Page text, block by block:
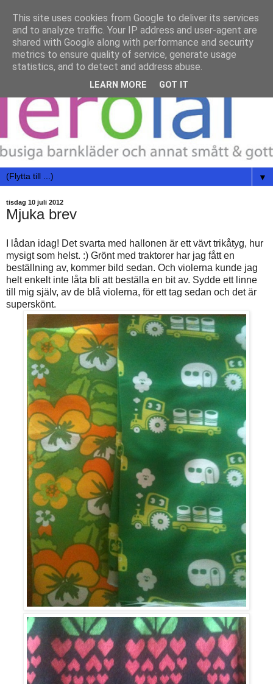
▼
tisdag 10 juli 2012
Mjuka brev
I lådan idag! Det svarta med hallonen är ett vävt trikåtyg, hur
mysigt som helst. :) Grönt med traktorer har jag fått en
beställning av, kommer bild sedan. Och violerna kunde jag
helt enkelt inte låta bli att beställa en bit av. Sydde ett linne
till mig själv, av de blå violerna, för ett tag sedan och det är
superskönt.
This site uses cookies from Google to deliver its services
and to analyze traffic. Your IP address and user-agent are
shared with Google along with performance and security
metrics to ensure quality of service, generate usage
statistics, and to detect and address abuse.
LEARN MORE GOT IT